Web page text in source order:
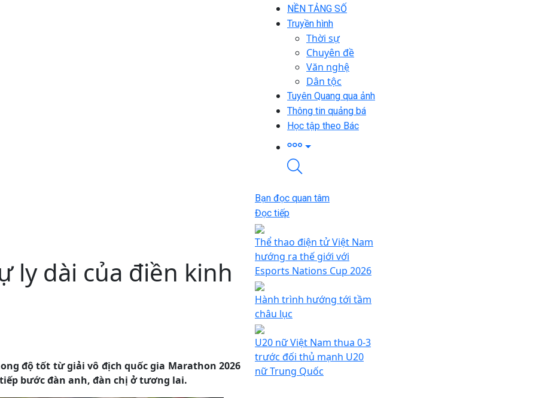
NỀN TẢNG SỐ
Truyền hình
Thời sự
Chuyên đề
Văn nghệ
Dân tộc
Tuyên Quang qua ảnh
Thông tin quảng bá
Học tập theo Bác
ly dài của điền kinh
độ tốt từ giải vô địch quốc gia Marathon 2026
bước đàn anh, đàn chị ở tương lai.
Bạn đọc quan tâm
Đọc tiếp
Thể thao điện tử Việt Nam
hướng ra thế giới với
Esports Nations Cup 2026
Hành trình hướng tới tầm
châu lục
U20 nữ Việt Nam thua 0-3
trước đối thủ mạnh U20
nữ Trung Quốc